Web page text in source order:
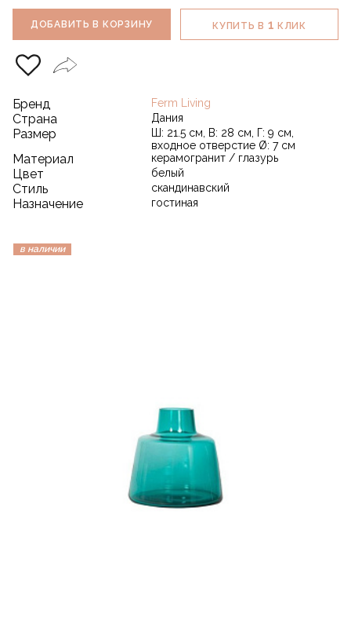
ДОБАВИТЬ В КОРЗИНУ КУПИТЬ В 1 КЛИК
Бренд Ferm Living
Страна Дания
Размер
Ш: 21.5 см, В: 28 см, Г: 9 см,
входное отверстие Ø: 7 см
Материал керамогранит / глазурь
Цвет белый
Стиль скандинавский
Назначение гостиная
в наличии